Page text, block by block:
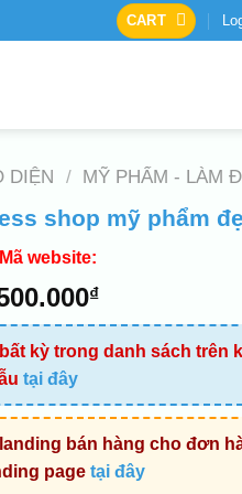
CART
DIỆN / MỸ PHẨM - LÀM
shop mỹ phẩm
Mã website:
₫
kỳ trong danh sách trên
tại đây
bán hàng cho đơn
page tại đây